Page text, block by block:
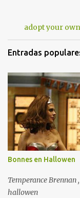
adopt your
Entradas
Bonnes en Hallowen
Temperance Brennan
hallowen